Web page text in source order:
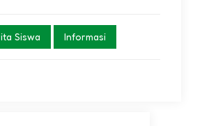
Siswa Informasi